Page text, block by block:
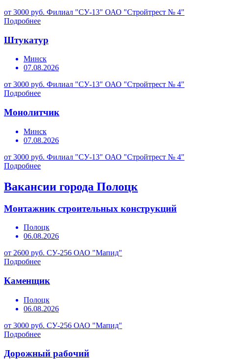
от 3000 руб. Филиал "СУ-13" ОАО "Стройтрест № 4"
Подробнее
Штукатур
Минск
07.08.2026
от 3000 руб. Филиал "СУ-13" ОАО "Стройтрест № 4"
Подробнее
Монолитчик
Минск
07.08.2026
от 3000 руб. Филиал "СУ-13" ОАО "Стройтрест № 4"
Подробнее
Вакансии города Полоцк
Монтажник строительных конструкций
Полоцк
06.08.2026
от 2600 руб. СУ-256 ОАО "Мапид"
Подробнее
Каменщик
Полоцк
06.08.2026
от 3000 руб. СУ-256 ОАО "Мапид"
Подробнее
Дорожный рабочий